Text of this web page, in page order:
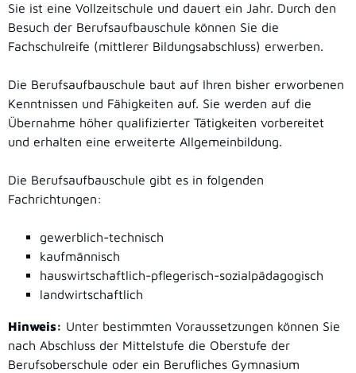
Sie ist eine Vollzeitschule und dauert ein Jahr. Durch den
Besuch der Berufsaufbauschule können Sie die
Fachschulreife (mittlerer Bildungsabschluss) erwerben.
Die Berufsaufbauschule baut auf Ihren bisher erworbenen
Kenntnissen und Fähigkeiten auf. Sie werden auf die
Übernahme höher qualifizierter Tätigkeiten vorbereitet
und erhalten eine erweiterte Allgemeinbildung.
Die Berufsaufbauschule gibt es in folgenden
Fachrichtungen:
gewerblich-technisch
kaufmännisch
hauswirtschaftlich-pflegerisch-sozialpädagogisch
landwirtschaftlich
Hinweis: Unter bestimmten Voraussetzungen können Sie
nach Abschluss der Mittelstufe die Oberstufe der
Berufsoberschule oder ein Berufliches Gymnasium